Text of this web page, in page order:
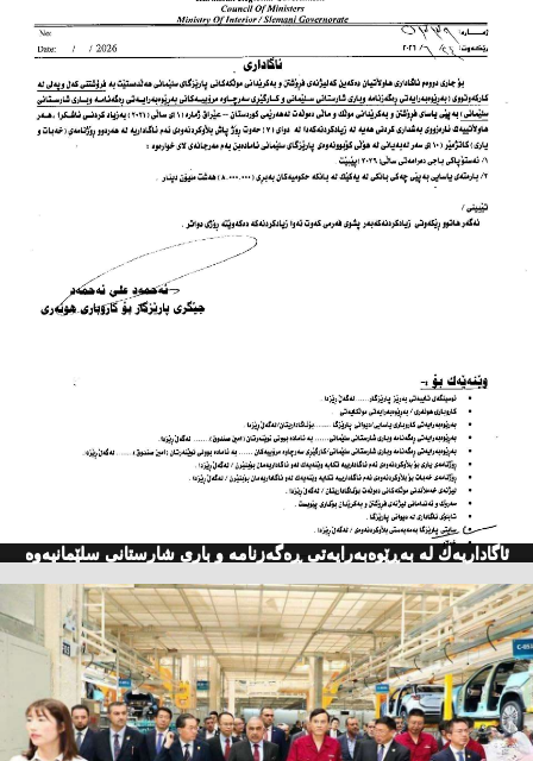
ئاگاداریه‌ك له‌ به‌ڕێوه‌به‌رایه‌تی ڕه‌گه‌زنامه‌ و باری شارستانی سلێمانیه‌وه‌